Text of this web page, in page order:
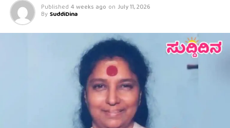
Published 4 weeks ago on July 11, 2026
By SuddiDina